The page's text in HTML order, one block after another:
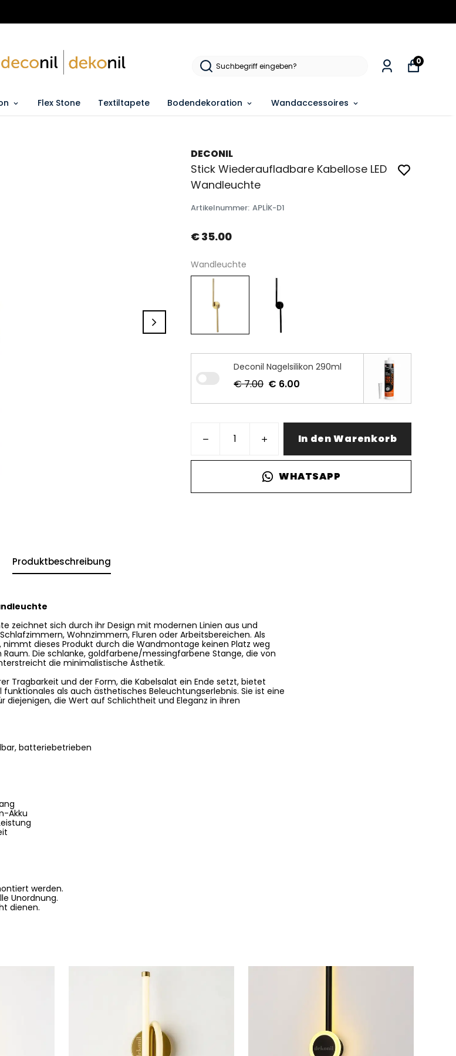
Flex Stone Textiltapete Bodendekoration Wandaccessoires
0
DECONIL
Stick Wiederaufladbare Kabellose LED
Wandleuchte
Artikelnummer: APLİK-D1
€ 35.00
Wandleuchte
Deconil Nagelsilikon 290ml
€ 7.00 € 6.00
In den Warenkorb
WHATSAPP
Produktbeschreibung
zeichnet sich durch ihr Design mit modernen Linien aus und
Wohnzimmern, Fluren oder Arbeitsbereichen. Als
dieses Produkt durch die Wandmontage keinen Platz weg
Die schlanke, goldfarbene/messingfarbene Stange, die von
die minimalistische Ästhetik.
Tragbarkeit und der Form, die Kabelsalat ein Ende setzt, bietet
als auch ästhetisches Beleuchtungserlebnis. Sie ist eine
die Wert auf Schlichtheit und Eleganz in ihren
batteriebetrieben
Akku
werden.
Unordnung.
dienen.